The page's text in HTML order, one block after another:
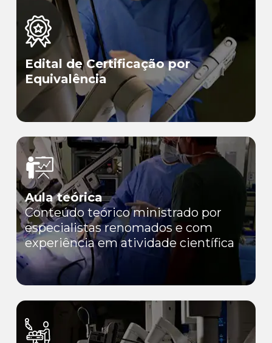
Edital de Certificação por
Equivalência
Aula teórica
Conteúdo teórico ministrado por
especialistas renomados e com
experiência em atividade científica